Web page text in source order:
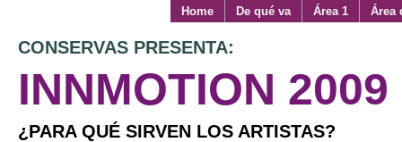
Área
Área 1
De qué va
Home
CONSERVAS PRESENTA:
INNMOTION 2009
¿PARA QUÉ SIRVEN LOS ARTISTAS?